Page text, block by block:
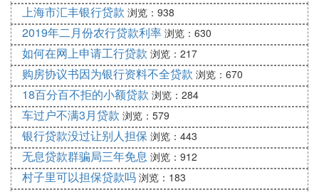
上海市汇丰银行贷款 浏览：938
2019年二月份农行贷款利率 浏览：630
如何在网上申请工行贷款 浏览：217
购房协议书因为银行资料不全贷款 浏览：670
18百分百不拒的小额贷款 浏览：284
车过户不满3月贷款 浏览：579
银行贷款没过让别人担保 浏览：443
无息贷款群骗局三年免息 浏览：912
村子里可以担保贷款吗 浏览：183